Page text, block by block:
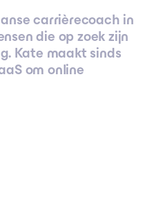
carrièrecoach in
die op zoek zijn
Kate maakt sinds
om online